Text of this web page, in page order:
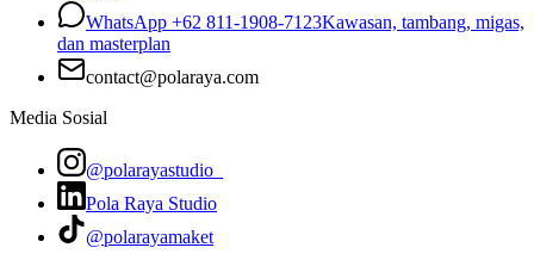
WhatsApp +62 811-1908-7123Kawasan, tambang, migas,
dan masterplan
contact@polaraya.com
Media Sosial
@polarayastudio_
Pola Raya Studio
@polarayamaket